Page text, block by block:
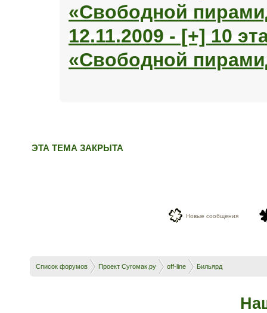
«Свободной
12.11.2009 - [+] 10
«Свободной
ЭТА ТЕМА ЗАКРЫТА
Новые сообщения
Список форумов Проект Сугомак.ру off-line Бильярд